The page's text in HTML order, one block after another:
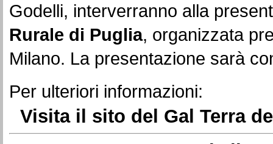
Godelli, interverranno alla
Rurale di Puglia, organizzata
Milano. La presentazione sarà
Per ulteriori informazioni:
Visita il sito del Gal Terra